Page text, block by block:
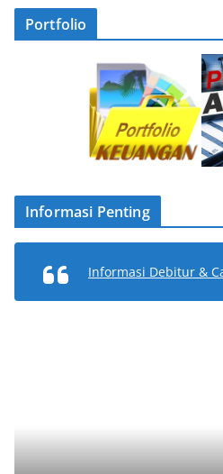
Portfolio
Informasi Penting
Informasi Debitur &